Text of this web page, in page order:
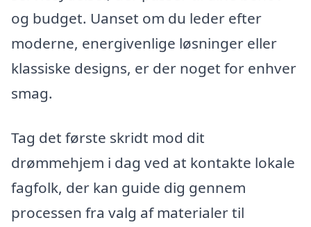
og budget. Uanset om du leder efter
moderne, energivenlige løsninger eller
klassiske designs, er der noget for enhver
smag.
Tag det første skridt mod dit
drømmehjem i dag ved at kontakte lokale
fagfolk, der kan guide dig gennem
processen fra valg af materialer til